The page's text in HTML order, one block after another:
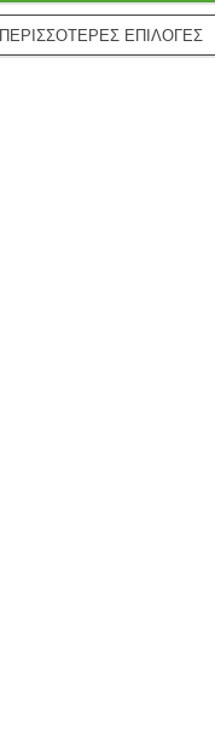
ΠΕΡΙΣΣΟΤΕΡΕΣ ΕΠΙΛΟΓΕΣ